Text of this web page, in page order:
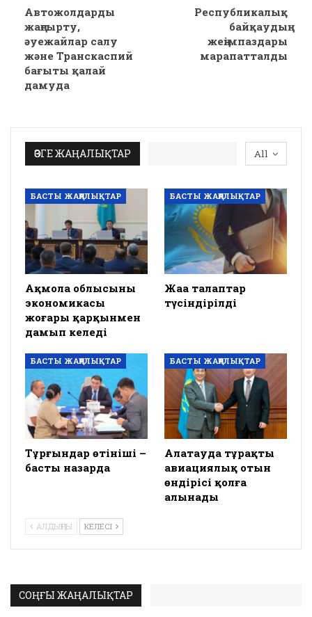
Автожолдарды
жаңғырту,
әуежайлар салу
және Транскаспий
бағыты қалай
дамуда
Республикалық
байқаудың
жеңімпаздары
марапатталды
All
ӨЗГЕ ЖАҢАЛЫҚТАР
БАСТЫ ЖАҢАЛЫҚТАР
Ақмола облысының
экономикасы
жоғары қарқынмен
дамып келеді
БАСТЫ ЖАҢАЛЫҚТАР
Жаңа талаптар
түсіндірілді
БАСТЫ ЖАҢАЛЫҚТАР
Тұрғындар өтініші –
басты назарда
БАСТЫ ЖАҢАЛЫҚТАР
Алатауда тұрақты
авиациялық отын
өндірісі қолға
алынады
АЛДЫҢҒЫ КЕЛЕСІ
СОҢҒЫ ЖАҢАЛЫҚТАР